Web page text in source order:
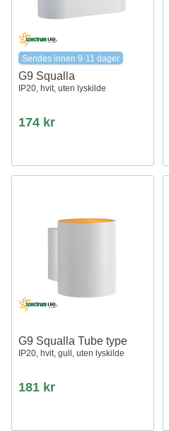
Sendes innen 9-11 dager
G9 Squalla
IP20, hvit, uten lyskilde
174 kr
G9 Squalla Tube type
IP20, hvit, gull, uten lyskilde
181 kr